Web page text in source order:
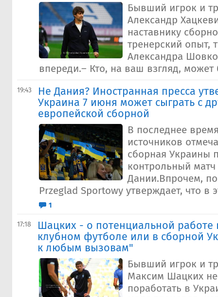
Бывший игрок и
Александр
наставнику
тренерский опыт,
Александра
впереди.– Кто, на ваш взгляд, может
19:43
Не Дания? Иностранная пресса
Украина 7 июня может сыграть с
европейской сборной
В последнее
источников
сборная Украины
контрольный
Дании.Впрочем,
Przeglad Sportowy утверждает, что в
1
17:18
Шацких - о потенциальной работе
клубном футболе или в сборной
к любым вызовам"
Бывший игрок и
Максим Шацких
поработать в